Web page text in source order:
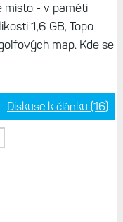
místo - v paměti
1,6 GB, Topo
map. Kde se
Diskuse k článku (16)